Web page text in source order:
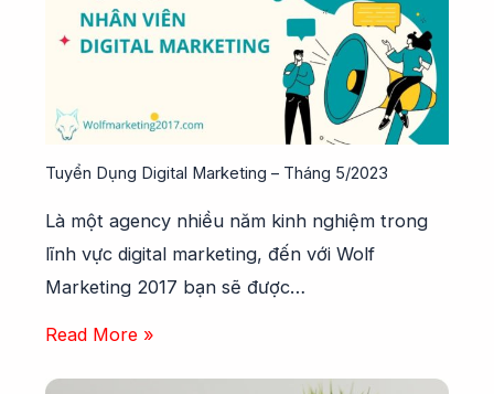
Tuyển Dụng Digital Marketing – Tháng 5/2023
Là một agency nhiều năm kinh nghiệm trong
lĩnh vực digital marketing, đến với Wolf
Marketing 2017 bạn sẽ được…
Read More »